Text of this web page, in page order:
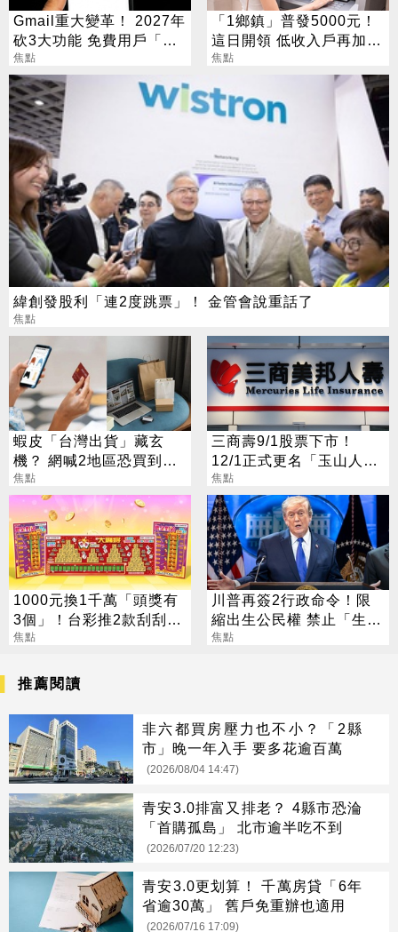
Gmail重大變革！ 2027年
砍3大功能 免費用戶「這
好康」不能用了
焦點
「1鄉鎮」普發5000元！
這日開領 低收入戶再加碼
2000元
焦點
緯創發股利「連2度跳票」！ 金管會說重話了
焦點
蝦皮「台灣出貨」藏玄
機？ 網喊2地區恐買到假
貨 專家揭真相
焦點
三商壽9/1股票下市！
12/1正式更名「玉山人
壽」
焦點
1000元換1千萬「頭獎有
3個」！台彩推2款刮刮樂
總獎金逾33億
焦點
川普再簽2行政命令！限
縮出生公民權 禁止「生育
旅遊」
焦點
推薦閱讀
非六都買房壓力也不小？「2縣
市」晚一年入手 要多花逾百萬
(2026/08/04 14:47)
青安3.0排富又排老？ 4縣市恐淪
「首購孤島」 北市逾半吃不到
(2026/07/20 12:23)
青安3.0更划算！ 千萬房貸「6年
省逾30萬」 舊戶免重辦也適用
(2026/07/16 17:09)